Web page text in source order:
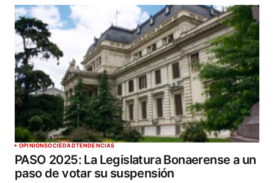
OPINIÓNSOCIEDADTENDENCIAS
PASO 2025: La Legislatura Bonaerense a un
paso de votar su suspensión